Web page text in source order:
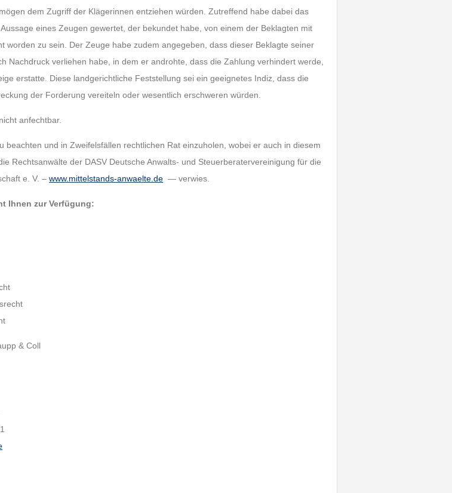
dem Zugriff der Klägerinnen entziehen würden. Zutreffend habe dabei das
eines Zeugen gewertet, der bekundet habe, von einem der Beklagten mit
worden zu sein. Der Zeuge habe zudem angegeben, dass dieser Beklagte seiner
Nachdruck verliehen habe, in dem er androhte, dass die Zahlung verhindert werde,
erstatte. Diese landgerichtliche Feststellung sei ein geeignetes Indiz, dass die
der Forderung vereiteln oder wesentlich erschweren würden.
anfechtbar.
beachten und in Zweifelsfällen rechtlichen Rat einzuholen, wobei er auch in diesem
Rechtsanwälte der DASV Deutsche Anwalts- und Steuerberatervereinigung für die
e. V. –www.mittelstands-anwaelte.de — verwies.
Ihnen zur Verfügung:
& Coll